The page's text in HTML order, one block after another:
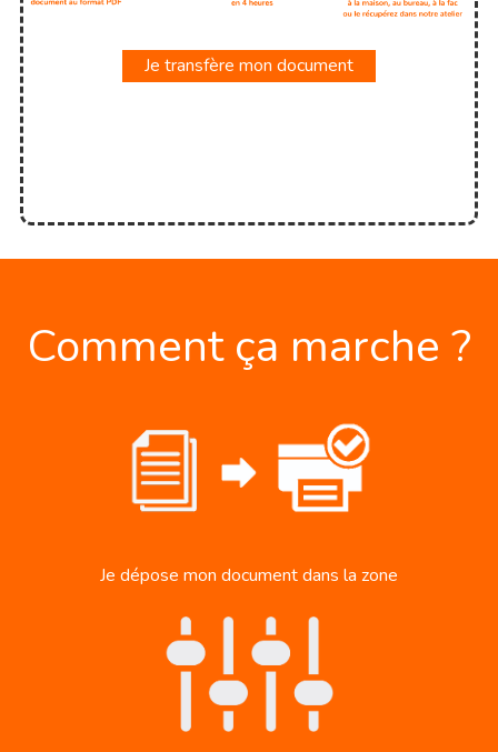
Je transfère mon document
Comment ça marche ?
Je dépose mon document dans la zone